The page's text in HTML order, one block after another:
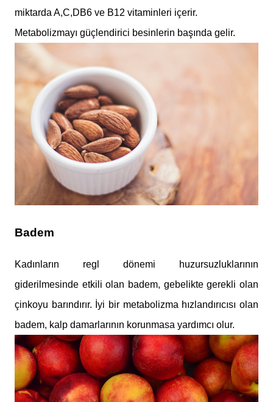
miktarda A,C,DB6 ve B12 vitaminleri içerir.
Metabolizmayı güçlendirici besinlerin başında gelir.
Badem
Kadınların regl dönemi huzursuzluklarının
giderilmesinde etkili olan badem, gebelikte gerekli olan
çinkoyu barındırır. İyi bir metabolizma hızlandırıcısı olan
badem, kalp damarlarının korunmasa yardımcı olur.